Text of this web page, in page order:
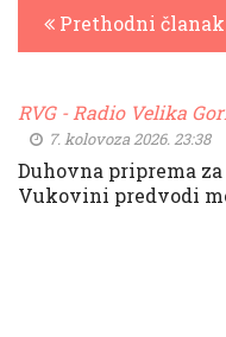
Prethodni članak
RVG - Radio Velika
7. kolovoza 2026. 23:38
Duhovna priprema
Vukovini predvodi